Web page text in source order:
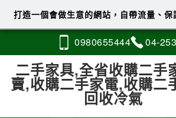
0980655444 04-25
二手家具,全省收購二手
賣,收購二手家電,收購二
回收冷氣
打造一個會做生意的網站，自帶流量、保